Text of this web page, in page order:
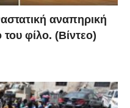
αναπηρική
φίλο. (Βίντεο)